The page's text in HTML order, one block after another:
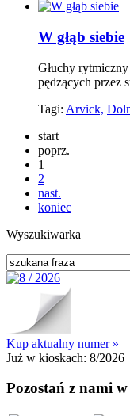
W głąb siebie
Głuchy
pędzących przez
Tagi: Arvick,
start
poprz.
1
2
nast.
koniec
Wyszukiwarka
Kup aktualny numer »
Już w kioskach: 8/2026
Pozostań z nami